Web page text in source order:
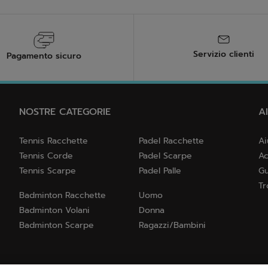
Pagamento sicuro Servizio clienti
NOSTRE CATEGORIE
Tennis Racchette
Tennis Corde
Tennis Scarpe
Padel Racchette
Padel Scarpe
Padel Palle
Badminton Racchette
Badminton Volani
Badminton Scarpe
Uomo
Donna
Ragazzi/Bambini